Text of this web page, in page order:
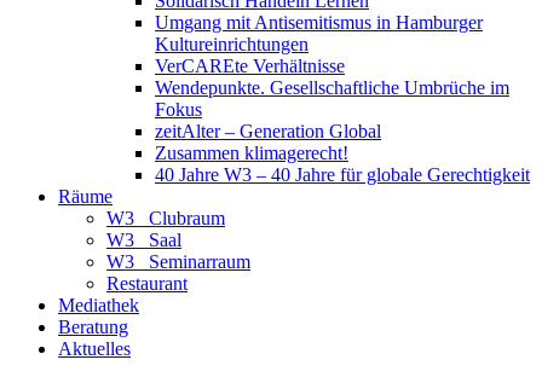
Umgang mit Antisemitismus in Hamburger
Kultureinrichtungen
VerCAREte Verhältnisse
Wendepunkte. Gesellschaftliche Umbrüche im
Fokus
zeitAlter – Generation Global
Zusammen klimagerecht!
40 Jahre W3 – 40 Jahre für globale Gerechtigkeit
Räume
W3_ Clubraum
W3_ Saal
W3_ Seminarraum
Restaurant
Mediathek
Beratung
Aktuelles